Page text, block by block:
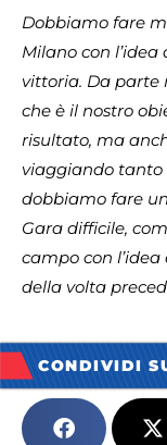
Dobbiamo fare
Milano con
vittoria. Da parte
che è il nostro
risultato, ma
viaggiando tanto
dobbiamo fare
Gara difficile,
campo con
della volta
CONDIVIDI